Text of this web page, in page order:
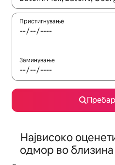
Пристигнување
Заминување
Највисоко
одмор во